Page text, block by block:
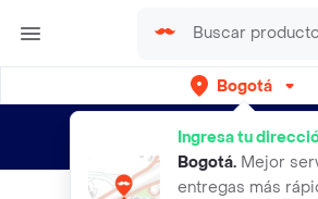
Bogotá
Ingresa tu
Bogotá. Mejor
entregas más
envíos gratis por semanas